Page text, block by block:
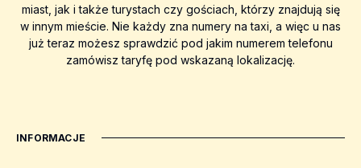
miast, jak i także turystach czy gościach, którzy znajdują się
w innym mieście. Nie każdy zna numery na taxi, a więc u nas
już teraz możesz sprawdzić pod jakim numerem telefonu
zamówisz taryfę pod wskazaną lokalizację.
INFORMACJE